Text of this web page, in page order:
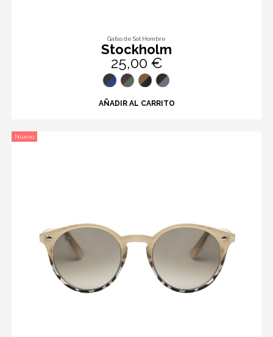
Gafas de Sol Hombre
Stockholm
25,00 €
AÑADIR AL CARRITO
Nuevo